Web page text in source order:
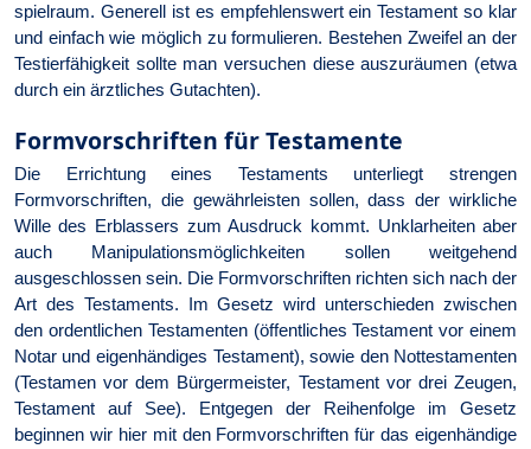
spielraum. Generell ist es empfehlens­wert ein Testament so klar
und einfach wie möglich zu formulieren. Bestehen Zweifel an der
Testierfähigkeit sollte man versuchen diese auszuräumen (etwa
durch ein ärztliches Gutachten).
Formvorschriften für Testamente
Die Errichtung eines Testaments unterliegt strengen
Formvorschriften, die gewährleisten sollen, dass der wirkliche
Wille des Erblassers zum Ausdruck kommt. Unklarheiten aber
auch Manipulationsmöglichkeiten sollen weitgehend
ausgeschlossen sein. Die Formvorschriften richten sich nach der
Art des Testaments. Im Gesetz wird unterschieden zwischen
den ordentlichen Testamenten (öffentliches Testament vor einem
Notar und eigenhändiges Testament), sowie den Nottestamenten
(Testamen vor dem Bürgermeister, Testament vor drei Zeugen,
Testament auf See). Entgegen der Reihenfolge im Gesetz
beginnen wir hier mit den Formvorschriften für das eigenhändige